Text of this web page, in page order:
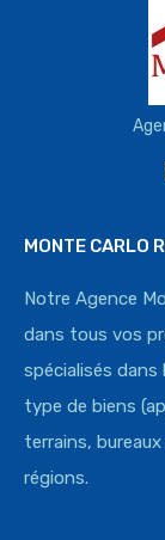
MONTE CARLO
Notre Agence
dans tous vos
spécialisés
type de biens
terrains,
régions.